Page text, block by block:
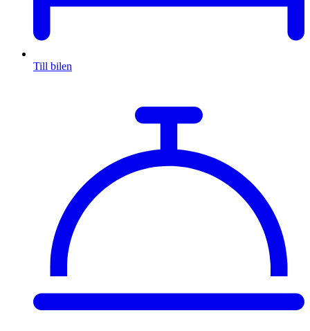
Till bilen